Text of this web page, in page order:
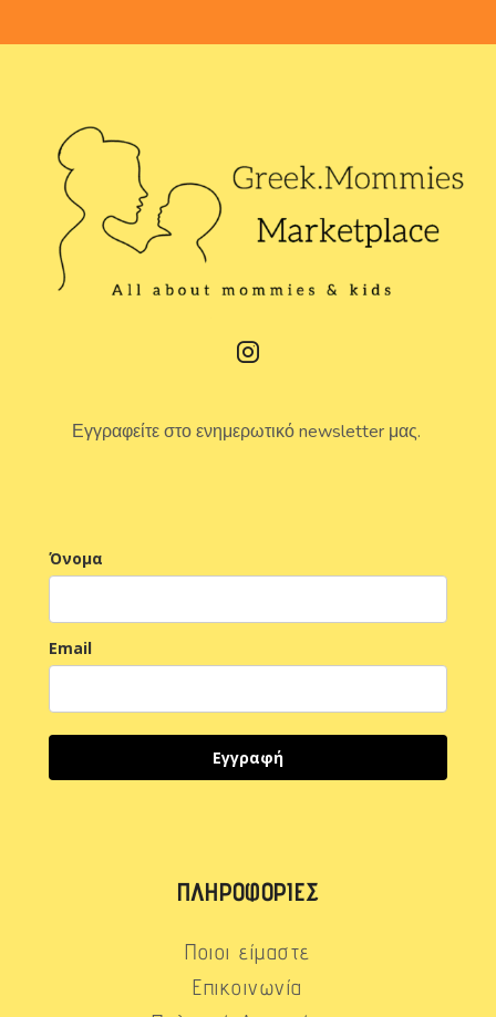
Εγγραφείτε στο ενημερωτικό newsletter μας.
Όνομα
Email
Εγγραφή
ΠΛΗΡΟΦΟΡΊΕΣ
Ποιοι είμαστε
Επικοινωνία